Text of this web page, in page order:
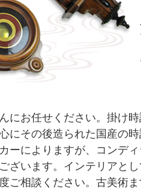
にお任せください。掛け
にその後造られた国産の
ーによりますが、コンデ
ざいます。インテリアと
ご相談ください。古美術